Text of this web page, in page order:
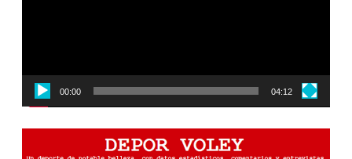
00:00 04:12